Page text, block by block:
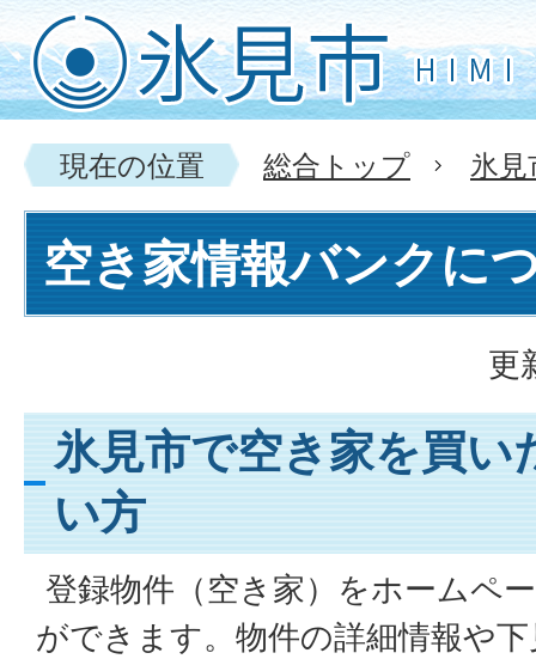
現在の位置 総合トップ 氷
空き家情報バンクに
更
氷見市で空き家を買い
い方
登録物件（空き家）をホームペ
ができます。物件の詳細情報や